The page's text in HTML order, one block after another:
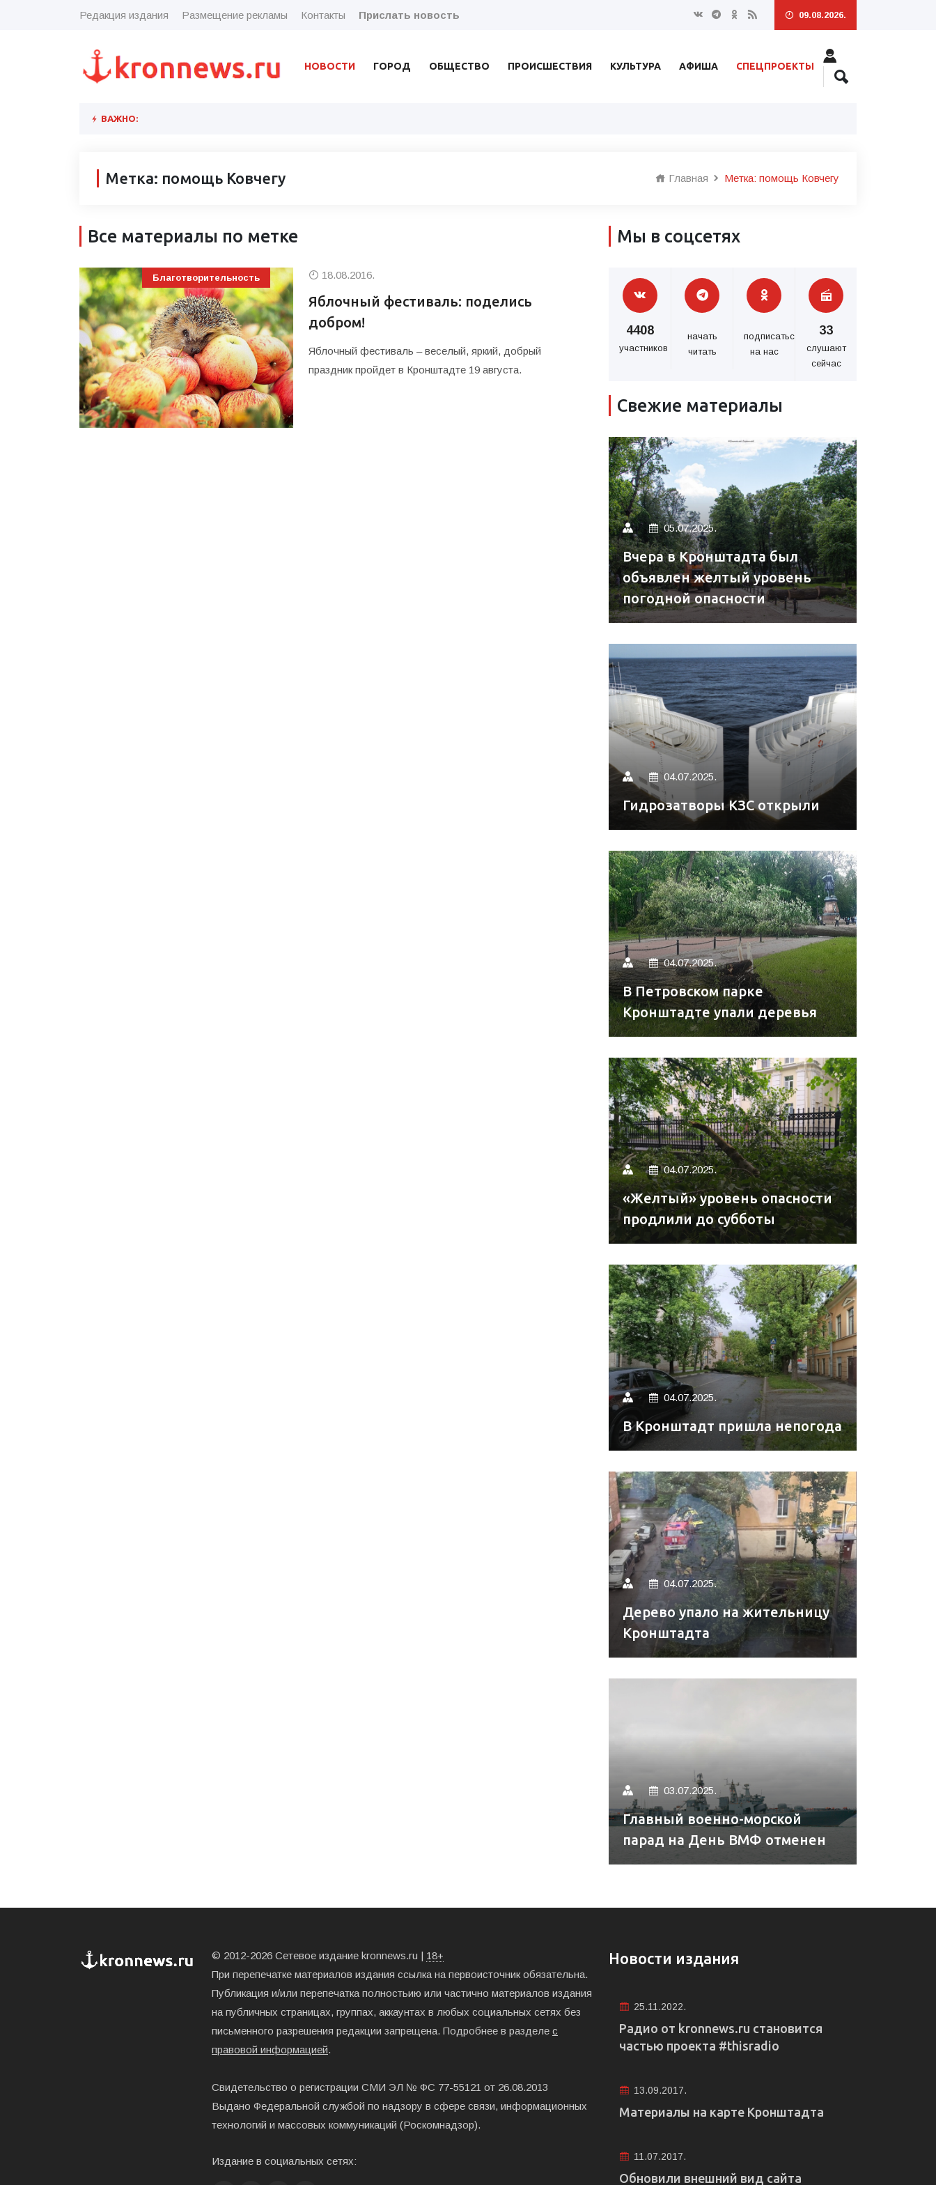
Редакция издания Размещение рекламы Контакты Прислать новость 09.08.2026.
НОВОСТИ ГОРОД ОБЩЕСТВО ПРОИСШЕСТВИЯ КУЛЬТУРА АФИША СПЕЦПРОЕКТЫ
ВАЖНО:
Метка: помощь Ковчегу Главная Метка: помощь Ковчегу
Все материалы по метке
Благотворительность 18.08.2016.
Яблочный фестиваль: поделись
добром!
Яблочный фестиваль – веселый, яркий, добрый
праздник пройдет в Кронштадте 19 августа.
Мы в соцсетях
4408
участников
начать
читать
подписаться
на нас
33
слушают
сейчас
Свежие материалы
05.07.2025.
Вчера в Кронштадта был
объявлен желтый уровень
погодной опасности
04.07.2025.
Гидрозатворы КЗС открыли
04.07.2025.
В Петровском парке
Кронштадте упали деревья
04.07.2025.
«Желтый» уровень опасности
продлили до субботы
04.07.2025.
В Кронштадт пришла непогода
04.07.2025.
Дерево упало на жительницу
Кронштадта
03.07.2025.
Главный военно-морской
парад на День ВМФ отменен
© 2012-2026 Сетевое издание kronnews.ru | 18+
При перепечатке материалов издания ссылка на первоисточник обязательна.
Публикация и/или перепечатка полностьию или частично материалов издания
на публичных страницах, группах, аккаунтах в любых социальных сетях без
письменного разрешения редакции запрещена. Подробнее в разделе с
правовой информацией.
Свидетельство о регистрации СМИ ЭЛ № ФС 77-55121 от 26.08.2013
Выдано Федеральной службой по надзору в сфере связи, информационных
технологий и массовых коммуникаций (Роскомнадзор).
Издание в социальных сетях:
Новости издания
25.11.2022.
Радио от kronnews.ru становится
частью проекта #thisradio
13.09.2017.
Материалы на карте Кронштадта
11.07.2017.
Обновили внешний вид сайта